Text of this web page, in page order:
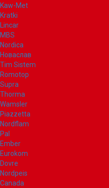
Kaw-Met
Kratki
Lincar
MBS
Nordica
Новаслав
Tim Sistem
Romotop
Supra
Thorma
Wamsler
Piazzetta
Nordflam
Pal
Ember
Eurokom
Dovre
Nordpeis
Canada